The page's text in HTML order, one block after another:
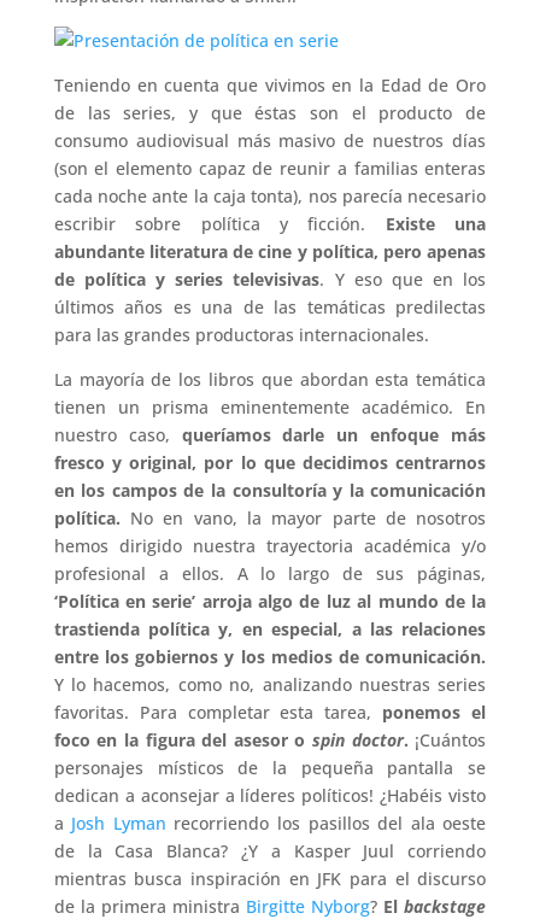
Teniendo en cuenta que vivimos en la Edad de Oro
de las series, y que éstas son el producto de
consumo audiovisual más masivo de nuestros días
(son el elemento capaz de reunir a familias enteras
cada noche ante la caja tonta), nos parecía necesario
escribir sobre política y ficción. Existe una
abundante literatura de cine y política, pero apenas
de política y series televisivas. Y eso que en los
últimos años es una de las temáticas predilectas
para las grandes productoras internacionales.
La mayoría de los libros que abordan esta temática
tienen un prisma eminentemente académico. En
nuestro caso, queríamos darle un enfoque más
fresco y original, por lo que decidimos centrarnos
en los campos de la consultoría y la comunicación
política. No en vano, la mayor parte de nosotros
hemos dirigido nuestra trayectoria académica y/o
profesional a ellos. A lo largo de sus páginas,
‘Política en serie’ arroja algo de luz al mundo de la
trastienda política y, en especial, a las relaciones
entre los gobiernos y los medios de comunicación.
Y lo hacemos, como no, analizando nuestras series
favoritas. Para completar esta tarea, ponemos el
foco en la figura del asesor o spin doctor. ¡Cuántos
personajes místicos de la pequeña pantalla se
dedican a aconsejar a líderes políticos! ¿Habéis visto
a Josh Lyman recorriendo los pasillos del ala oeste
de la Casa Blanca? ¿Y a Kasper Juul corriendo
mientras busca inspiración en JFK para el discurso
de la primera ministra Birgitte Nyborg? El backstage